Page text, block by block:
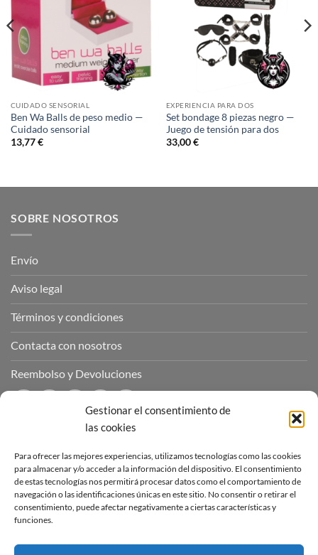
Gestionar el consentimiento de
las cookies
Para ofrecer las mejores experiencias, utilizamos tecnologías como las cookies
para almacenar y/o acceder a la información del dispositivo. El consentimiento
de estas tecnologías nos permitirá procesar datos como el comportamiento de
navegación o las identificaciones únicas en este sitio. No consentir o retirar el
consentimiento, puede afectar negativamente a ciertas características y
funciones.
CUIDADO SENSORIAL
Ben Wa Balls de peso medio —
Cuidado sensorial
13,77€
EXPERIENCIA PARA DOS
Set bondage 8 piezas negro —
Juego de tensión para dos
33,00€
SOBRE NOSOTROS
Envío
Aviso legal
Términos y condiciones
Contacta con nosotros
Reembolso y Devoluciones
Puedes contactar con nosotros a través de nuestras redes
sociales o a través del correo :
contacto@sucubosymazmorras.com